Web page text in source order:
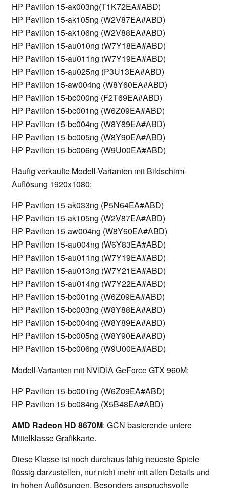
HP Pavilion 15-ak003ng(T1K72EA#ABD)
HP Pavilion 15-ak105ng (W2V87EA#ABD)
HP Pavilion 15-ak106ng (W2V88EA#ABD)
HP Pavilion 15-au010ng (W7Y18EA#ABD)
HP Pavilion 15-au011ng (W7Y19EA#ABD)
HP Pavilion 15-au025ng (P3U13EA#ABD)
HP Pavilion 15-aw004ng (W8Y60EA#ABD)
HP Pavilion 15-bc000ng (F2T69EA#ABD)
HP Pavilion 15-bc001ng (W6Z09EA#ABD)
HP Pavilion 15-bc004ng (W8Y89EA#ABD)
HP Pavilion 15-bc005ng (W8Y90EA#ABD)
HP Pavilion 15-bc006ng (W9U00EA#ABD)
Häufig verkaufte Modell-Varianten mit Bildschirm-
Auflösung 1920x1080:
HP Pavilion 15-ak033ng (P5N64EA#ABD)
HP Pavilion 15-ak105ng (W2V87EA#ABD)
HP Pavilion 15-aw004ng (W8Y60EA#ABD)
HP Pavilion 15-au004ng (W6Y83EA#ABD)
HP Pavilion 15-au011ng (W7Y19EA#ABD)
HP Pavilion 15-au013ng (W7Y21EA#ABD)
HP Pavilion 15-au014ng (W7Y22EA#ABD)
HP Pavilion 15-bc001ng (W6Z09EA#ABD)
HP Pavilion 15-bc003ng (W8Y88EA#ABD)
HP Pavilion 15-bc004ng (W8Y89EA#ABD)
HP Pavilion 15-bc005ng (W8Y90EA#ABD)
HP Pavilion 15-bc006ng (W9U00EA#ABD)
Modell-Varianten mit NVIDIA GeForce GTX 960M:
HP Pavilion 15-bc001ng (W6Z09EA#ABD)
HP Pavilion 15-bc084ng (X5B48EA#ABD)
AMD Radeon HD 8670M: GCN basierende untere
Mittelklasse Grafikkarte.
Diese Klasse ist noch durchaus fähig neueste Spiele
flüssig darzustellen, nur nicht mehr mit allen Details und
in hohen Auflösungen. Besonders anspruchsvolle